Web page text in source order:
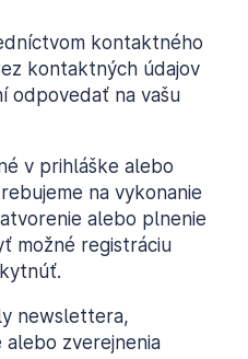
kontaktného
kontaktných údajov
odpovedať na vašu
v prihláške alebo
na vykonanie
alebo plnenie
možné registráciu
newslettera,
alebo zverejnenia